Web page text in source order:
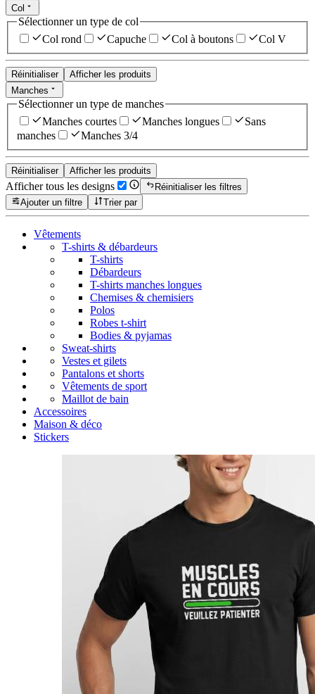
Col
Sélectionner un type de col
Col rond
Capuche Col à boutons Col V
Réinitialiser
Afficher les produits
Manches
Sélectionner un type de manches
Manches courtes
Manches longues
Sans
manches
Manches 3/4
Réinitialiser Afficher les produits
Afficher tous les designs
Réinitialiser les filtres
Ajouter un filtre
Trier par
Vêtements
T-shirts & débardeurs
T-shirts
Débardeurs
T-shirts manches longues
Chemises & chemisiers
Polos
Robes t-shirt
Bodies & pyjamas
Sweat-shirts
Vestes et gilets
Pantalons et shorts
Vêtements de sport
Maillot de bain
Accessoires
Maison & déco
Stickers